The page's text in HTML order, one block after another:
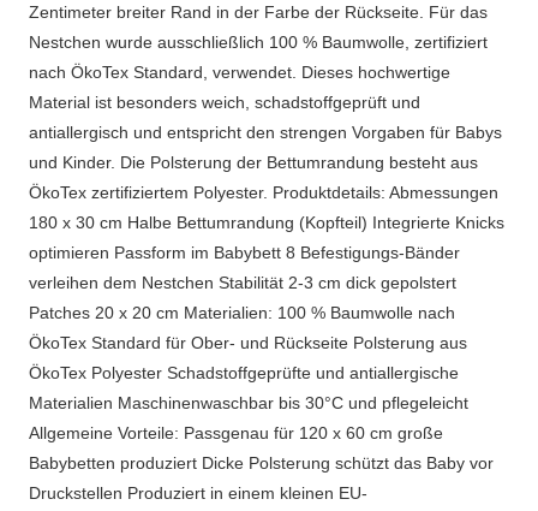
Zentimeter breiter Rand in der Farbe der Rückseite. Für das
Nestchen wurde ausschließlich 100 % Baumwolle, zertifiziert
nach ÖkoTex Standard, verwendet. Dieses hochwertige
Material ist besonders weich, schadstoffgeprüft und
antiallergisch und entspricht den strengen Vorgaben für Babys
und Kinder. Die Polsterung der Bettumrandung besteht aus
ÖkoTex zertifiziertem Polyester. Produktdetails: Abmessungen
180 x 30 cm Halbe Bettumrandung (Kopfteil) Integrierte Knicks
optimieren Passform im Babybett 8 Befestigungs-Bänder
verleihen dem Nestchen Stabilität 2-3 cm dick gepolstert
Patches 20 x 20 cm Materialien: 100 % Baumwolle nach
ÖkoTex Standard für Ober- und Rückseite Polsterung aus
ÖkoTex Polyester Schadstoffgeprüfte und antiallergische
Materialien Maschinenwaschbar bis 30°C und pflegeleicht
Allgemeine Vorteile: Passgenau für 120 x 60 cm große
Babybetten produziert Dicke Polsterung schützt das Baby vor
Druckstellen Produziert in einem kleinen EU-